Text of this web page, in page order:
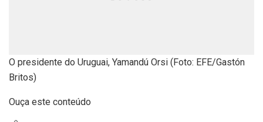
O presidente do Uruguai, Yamandú Orsi (Foto: EFE/Gastón
Britos)
Ouça este conteúdo